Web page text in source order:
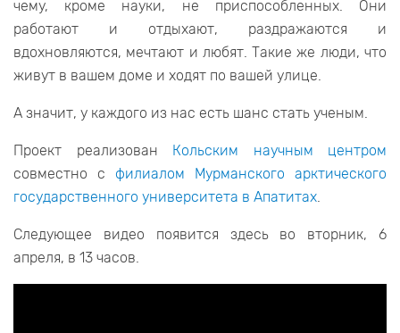
чему, кроме науки, не приспособленных. Они
работают и отдыхают, раздражаются и
вдохновляются, мечтают и любят. Такие же люди, что
живут в вашем доме и ходят по вашей улице.
А значит, у каждого из нас есть шанс стать ученым.
Проект реализован
Кольским научным центром
совместно с филиалом Мурманского арктического
государственного университета в Апатитах.
Следующее видео появится здесь во вторник, 6
апреля, в 13 часов.